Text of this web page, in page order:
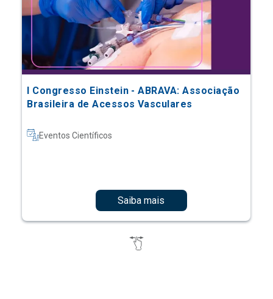
I Congresso Einstein - ABRAVA: Associação
Brasileira de Acessos Vasculares
Eventos Científicos
Saiba mais